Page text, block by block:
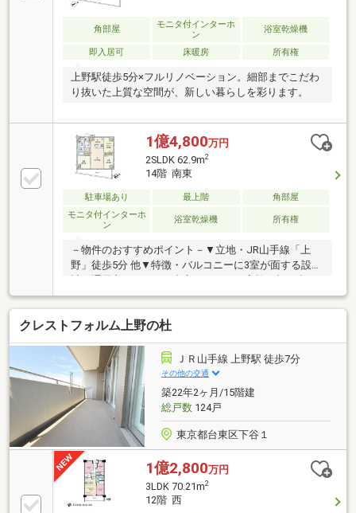
宅配ボックス完備■かんたんネット予約がお勧めです
（1）【見学予約する】ボタンをタップ（2）ご希望の
角部屋
モニタ付インターホ
ン
浴室乾燥機
即入居可 床暖房 所有権
上野駅徒歩5分×フルリノベーション。細部までこだわ
り抜いた上質な空間が、新しい暮らしを彩ります。
1億4,800万円
2SLDK 62.9m2
14階 南東
駐車場あり 最上階
角部屋
モニタ付インターホ
ン
浴室乾燥機 所有権
－物件のおすすめポイント－▼立地・JR山手線「上
野」徒歩5分 他▼特徴・バルコニーに3室が面する設
計、通風良好・LDKを中心とした、ご家族が顔を合わ
せやすい間取り・食洗機・浄水器搭載の対面式キッチ
ン・窓・収納付のサービススペース約5.0帖は多目的に
活用可能・ペット飼育可能(規則有)▼設備・床暖房
(LD)・パントリー・ミストサウナ付浴室乾燥機・オー
トロック・宅配ボックス▼2026年8月室内リフォーム
内容・全室クロス貼替、シーリングライト設置 他■ ご
希望の住まい探しをお手伝いします ━━━━━・・・
物件の詳細・ご相談はお気軽にお問い合わせくださ
い。
クレストフォルム上野の杜
ＪＲ山手線 上野駅 徒歩7分
その他の交通
築22年2ヶ月/15階建
総戸数124戸
東京都台東区下谷１
1億2,800万円
3LDK 70.21m2
12階 西